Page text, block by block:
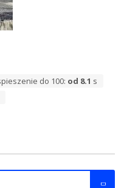
do 100: od 8.1 s